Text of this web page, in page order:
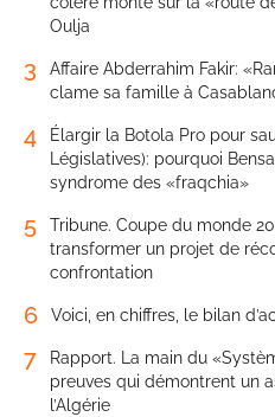
Oulja
3
Affaire Abderrahim Fakir:
clame sa famille à
4
Élargir la Botola Pro pour
Législatives): pourquoi
syndrome des «fraqchia»
5
Tribune. Coupe du monde
transformer un projet de
confrontation
6 Voici, en chiffres, le bilan
7
Rapport. La main du
preuves qui démontrent un
l’Algérie